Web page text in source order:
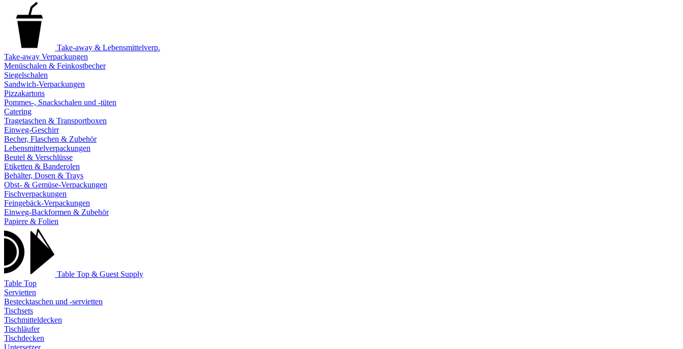
Take-away & Lebensmittelverp.
Take-away Verpackungen
Menüschalen & Feinkostbecher
Siegelschalen
Sandwich-Verpackungen
Pizzakartons
Pommes-, Snackschalen und -tüten
Catering
Tragetaschen & Transportboxen
Einweg-Geschirr
Becher, Flaschen & Zubehör
Lebensmittelverpackungen
Beutel & Verschlüsse
Etiketten & Banderolen
Behälter, Dosen & Trays
Obst- & Gemüse-Verpackungen
Fischverpackungen
Feingebäck-Verpackungen
Einweg-Backformen & Zubehör
Papiere & Folien
Table Top & Guest Supply
Table Top
Servietten
Bestecktaschen und -servietten
Tischsets
Tischmitteldecken
Tischläufer
Tischdecken